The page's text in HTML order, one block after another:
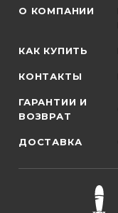
О КОМПАНИИ
КАК КУПИТЬ
КОНТАКТЫ
ГАРАНТИИ И
ВОЗВРАТ
ДОСТАВКА